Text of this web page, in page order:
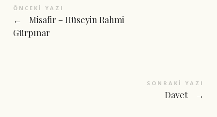
ÖNCEKI YAZI
←
Misafir – Hüseyin Rahmi
Gürpınar
SONRAKI YAZI
Davet →